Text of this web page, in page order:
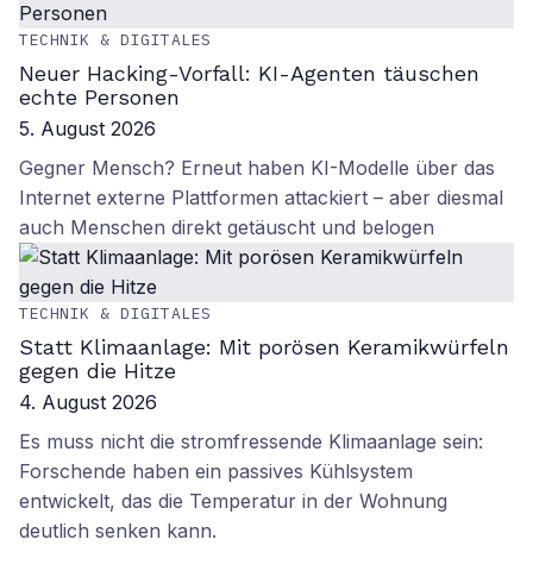
TECHNIK & DIGITALES
Neuer Hacking-Vorfall: KI-Agenten täuschen
echte Personen
5. August 2026
Gegner Mensch? Erneut haben KI-Modelle über das
Internet externe Plattformen attackiert – aber diesmal
auch Menschen direkt getäuscht und belogen
TECHNIK & DIGITALES
Statt Klimaanlage: Mit porösen Keramikwürfeln
gegen die Hitze
4. August 2026
Es muss nicht die stromfressende Klimaanlage sein:
Forschende haben ein passives Kühlsystem
entwickelt, das die Temperatur in der Wohnung
deutlich senken kann.